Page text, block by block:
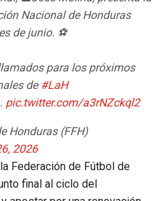
Nacional de Honduras
de junio. ⚽️
para los próximos
de#LaH
pic.twitter.com/a3rNZckql2
Honduras (FFH)
2026
Federación de Fútbol de
final al ciclo del